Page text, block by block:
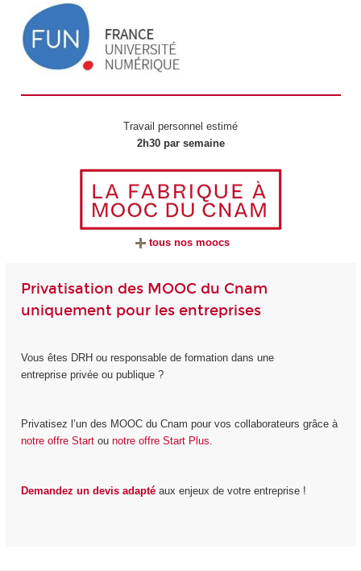
Travail personnel estimé
2h30 par semaine
tous nos moocs
Privatisation des MOOC du Cnam
uniquement pour les entreprises
Vous êtes DRH ou responsable de formation dans une
entreprise privée ou publique ?
Privatisez l’un des MOOC du Cnam pour vos collaborateurs grâce à
notre offre Startou notre offre Start Plus.
Demandez un devis adaptéaux enjeux de votre entreprise !